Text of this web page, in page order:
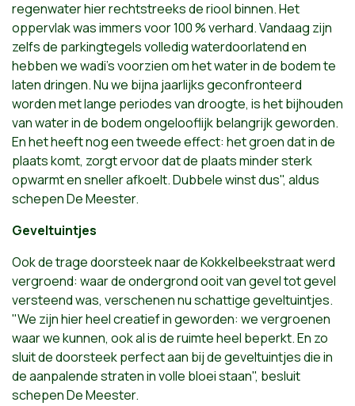
regenwater hier rechtstreeks de riool binnen. Het
oppervlak was immers voor 100 % verhard. Vandaag zijn
zelfs de parkingtegels volledig waterdoorlatend en
hebben we wadi's voorzien om het water in de bodem te
laten dringen. Nu we bijna jaarlijks geconfronteerd
worden met lange periodes van droogte, is het bijhouden
van water in de bodem ongelooflijk belangrijk geworden.
En het heeft nog een tweede effect: het groen dat in de
plaats komt, zorgt ervoor dat de plaats minder sterk
opwarmt en sneller afkoelt. Dubbele winst dus", aldus
schepen De Meester.
Geveltuintjes
Ook de trage doorsteek naar de Kokkelbeekstraat werd
vergroend: waar de ondergrond ooit van gevel tot gevel
versteend was, verschenen nu schattige geveltuintjes.
"We zijn hier heel creatief in geworden: we vergroenen
waar we kunnen, ook al is de ruimte heel beperkt. En zo
sluit de doorsteek perfect aan bij de geveltuintjes die in
de aanpalende straten in volle bloei staan", besluit
schepen De Meester.